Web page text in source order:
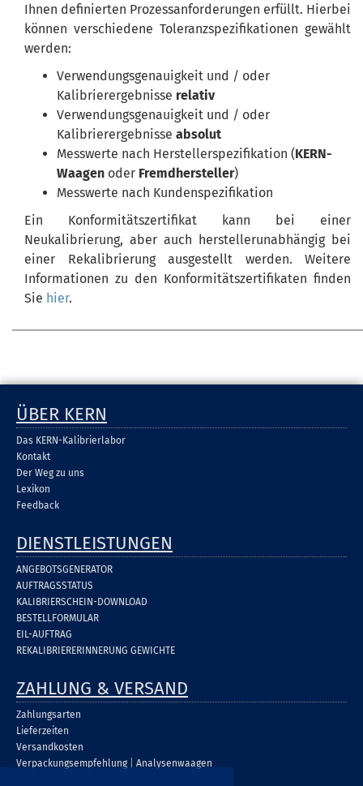
Ihnen definierten Prozessanforderungen erfüllt. Hierbei
können verschiedene Toleranzspezifikationen gewählt
werden:
Verwendungsgenauigkeit und / oder
Kalibrierergebnisse relativ
Verwendungsgenauigkeit und / oder
Kalibrierergebnisse absolut
Messwerte nach Herstellerspezifikation (KERN-
Waagen oder Fremdhersteller)
Messwerte nach Kundenspezifikation
Ein Konformitätszertifikat kann bei einer
Neukalibrierung, aber auch herstellerunabhängig bei
einer Rekalibrierung ausgestellt werden. Weitere
Informationen zu den Konformitätszertifikaten finden
Sie hier.
ÜBER KERN
Das KERN-Kalibrierlabor
Kontakt
Der Weg zu uns
Lexikon
Feedback
DIENSTLEISTUNGEN
ANGEBOTSGENERATOR
AUFTRAGSSTATUS
KALIBRIERSCHEIN-DOWNLOAD
BESTELLFORMULAR
EIL-AUFTRAG
REKALIBRIERERINNERUNG GEWICHTE
ZAHLUNG & VERSAND
Zahlungsarten
Lieferzeiten
Versandkosten
Verpackungsempfehlung
Analysenwaagen